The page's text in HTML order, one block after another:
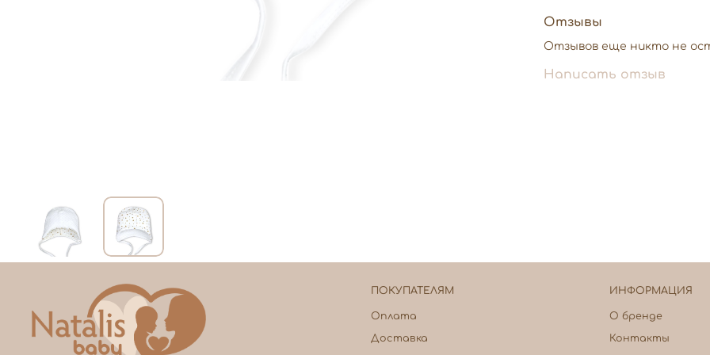
Отзывы
Отзывов еще никто не
Написать отзыв
ПОКУПАТЕЛЯМ
Оплата
Доставка
ИНФОРМАЦИЯ
О бренде
Контакты